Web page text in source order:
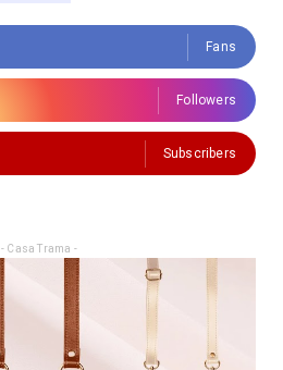
Fans
Followers
Subscribers
- Casa Trama -